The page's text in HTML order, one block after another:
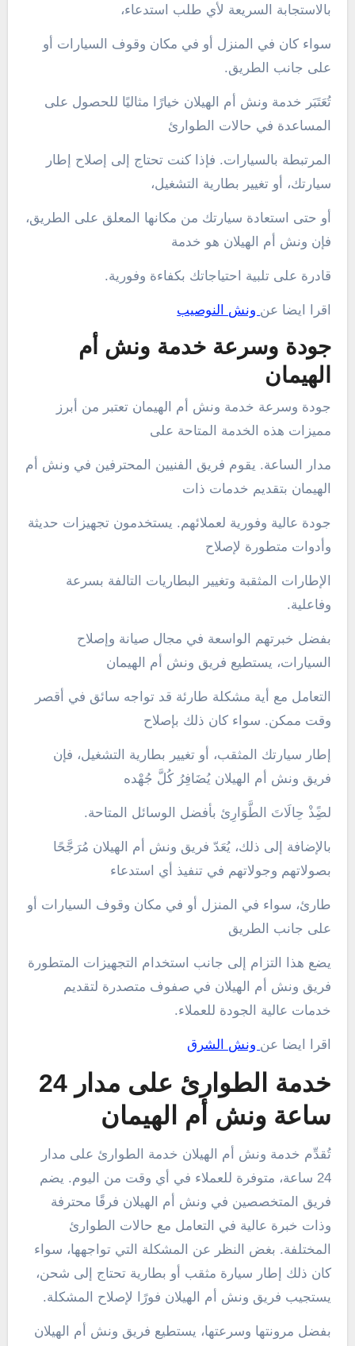
بالاستجابة السريعة لأي طلب استدعاء،
سواء كان في المنزل أو في مكان وقوف السيارات أو
على جانب الطريق.
تُعَتَبَر خدمة ونش أم الهيلان خيارًا مثاليًا للحصول على
المساعدة في حالات الطوارئ
المرتبطة بالسيارات. فإذا كنت تحتاج إلى إصلاح إطار
سيارتك، أو تغيير بطارية التشغيل،
أو حتى استعادة سيارتك من مكانها المعلق على الطريق،
فإن ونش أم الهيلان هو خدمة
قادرة على تلبية احتياجاتك بكفاءة وفورية.
اقرا ايضا عن ونش النوصيب
جودة وسرعة خدمة ونش أم
الهيمان
جودة وسرعة خدمة ونش أم الهيمان تعتبر من أبرز
مميزات هذه الخدمة المتاحة على
مدار الساعة. يقوم فريق الفنيين المحترفين في ونش أم
الهيمان بتقديم خدمات ذات
جودة عالية وفورية لعملائهم. يستخدمون تجهيزات حديثة
وأدوات متطورة لإصلاح
الإطارات المثقبة وتغيير البطاريات التالفة بسرعة
وفاعلية.
بفضل خبرتهم الواسعة في مجال صيانة وإصلاح
السيارات، يستطيع فريق ونش أم الهيمان
التعامل مع أية مشكلة طارئة قد تواجه سائق في أقصر
وقت ممكن. سواء كان ذلك بإصلاح
إطار سيارتك المثقب، أو تغيير بطارية التشغيل، فإن
فريق ونش أم الهيلان يُضَافِرُ كُلَّ جُهْده
لضِ‍‍‍ً‍‍‏ذْ حِالَاتَ الطَّوَارِئ بأفضل الوسائل المتاحة.
بالإضافة إلى ذلك، يُعَدّ فريق ونش أم الهيلان مُرَجَّحًا
بصولاتهم وجولاتهم في تنفيذ أي استدعاء
طارئ، سواء في المنزل أو في مكان وقوف السيارات أو
على جانب الطريق
يضع هذا التزام إلى جانب استخدام التجهيزات المتطورة
فريق ونش أم الهيلان في صفوف متصدرة لتقديم
خدمات عالية الجودة للعملاء.
اقرا ايضا عن ونش الشرق
خدمة الطوارئ على مدار 24
ساعة ونش أم الهيمان
تُقدِّم خدمة ونش أم الهيلان خدمة الطوارئ على مدار
24 ساعة، متوفرة للعملاء في أي وقت من اليوم. يضم
فريق المتخصصين في ونش أم الهيلان فرقًا محترفة
وذات خبرة عالية في التعامل مع حالات الطوارئ
المختلفة. بغض النظر عن المشكلة التي تواجهها، سواء
كان ذلك إطار سيارة مثقب أو بطارية تحتاج إلى شحن،
يستجيب فريق ونش أم الهيلان فورًا لإصلاح المشكلة.
بفضل مرونتها وسرعتها، يستطيع فريق ونش أم الهيلان